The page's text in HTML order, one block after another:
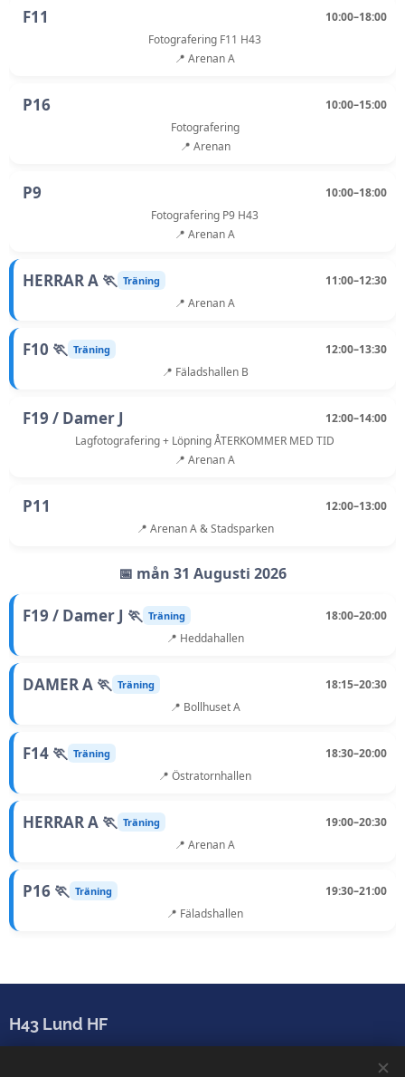
F11
10:00–18:00
Fotografering F11 H43
📍 Arenan A
P16
10:00–15:00
Fotografering
📍 Arenan
P9
10:00–18:00
Fotografering P9 H43
📍 Arenan A
HERRAR A 🏃 Träning
11:00–12:30
📍 Arenan A
F10 🏃 Träning
12:00–13:30
📍 Fäladshallen B
F19 / Damer J
12:00–14:00
Lagfotografering + Löpning ÅTERKOMMER MED TID
📍 Arenan A
P11
12:00–13:00
📍 Arenan A & Stadsparken
📅 mån 31 Augusti 2026
F19 / Damer J 🏃 Träning
18:00–20:00
📍 Heddahallen
DAMER A 🏃 Träning
18:15–20:30
📍 Bollhuset A
F14 🏃 Träning
18:30–20:00
📍 Östratornhallen
HERRAR A 🏃 Träning
19:00–20:30
📍 Arenan A
P16 🏃 Träning
19:30–21:00
📍 Fäladshallen
H43 Lund HF